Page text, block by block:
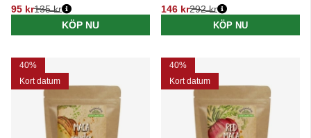
95 kr
Ordinarie pris:
135 kr
KÖP NU
146 kr
Ordinarie pris:
292 kr
KÖP NU
40%
Kort datum
40%
Kort datum